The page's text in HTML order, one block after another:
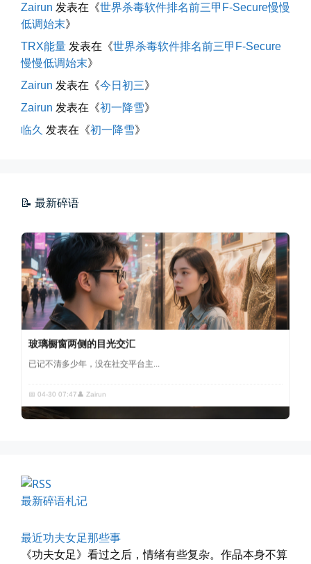
Zairun 发表在《世界杀毒软件排名前三甲F-Secure慢慢
低调始末》
TRX能量 发表在《世界杀毒软件排名前三甲F-Secure
慢慢低调始末》
Zairun 发表在《今日初三》
Zairun 发表在《初一降雪》
临久 发表在《初一降雪》
📝 最新碎语
海边散步随手一拍
玻璃橱窗两侧的目光交汇
已记不清多少年，没在社交平台主...
📅 04-30 07:47👤 Zairun
四月物语
📅 04-29 20:49 👤 Zairun
最新碎语札记
最近功夫女足那些事
《功夫女足》看过之后，情绪有些复杂。作品本身不算